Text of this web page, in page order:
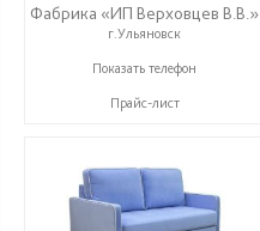
Фабрика «ИП Верховцев В.В.»
г.Ульяновск
8-987-637-27-82
Показать телефон
Прайс-лист